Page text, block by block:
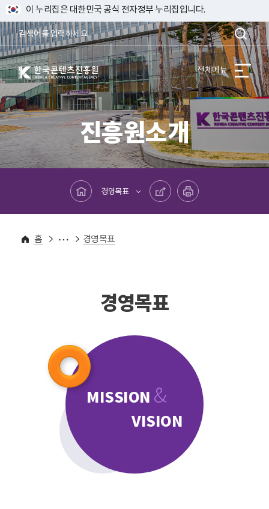
이 누리집은 대한민국 공식 전자정부 누리집입니다.
한국콘텐츠진흥원 KOREA CREATIVE CONTENT AGENCY 전체메뉴
진흥원소개
메인페이지로 바로가기
경영목표
공유하기 프린트하기
홈
진흥원소개 경영목표
경영목표
MISSION &
VISION